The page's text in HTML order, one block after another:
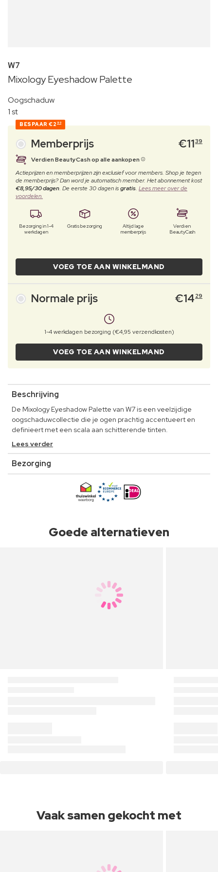
W7
Mixology Eyeshadow Palette
Oogschaduw
1 st
BESPAAR €2 90
Memberprijs €1139
Verdien BeautyCash op alle aankopen
Actieprijzen en memberprijzen zijn exclusief voor members. Shop je tegen
de memberprijs? Dan word je automatisch member. Het abonnement kost
€8,95/30 dagen. De eerste 30 dagen isgratis. Lees meer over de
voordelen.
Bezorging in 1-4
werkdagen
Gratis bezorging
Altijd lage
memberprijs
Verdien
BeautyCash
VOEG TOE AAN WINKELMAND
Normale prijs €14 29
1-4 werkdagen bezorging (€4,95 verzendkosten)
VOEG TOE AAN WINKELMAND
Beschrijving
De Mixology Eyeshadow Palette van W7 is een veelzijdige
oogschaduwcollectie die je ogen prachtig accentueert en
definieert met een scala aan schitterende tinten.
Lees verder
Bezorging
Goede alternatieven
Vaak samen gekocht met